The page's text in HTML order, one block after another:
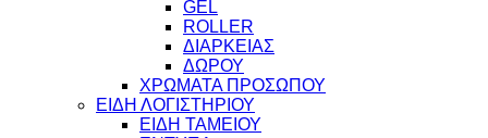
GEL
ROLLER
ΔΙΑΡΚΕΙΑΣ
ΔΩΡΟΥ
ΧΡΩΜΑΤΑ ΠΡΟΣΩΠΟΥ
ΕΙΔΗ ΛΟΓΙΣΤΗΡΙΟΥ
ΕΙΔΗ ΤΑΜΕΙΟΥ